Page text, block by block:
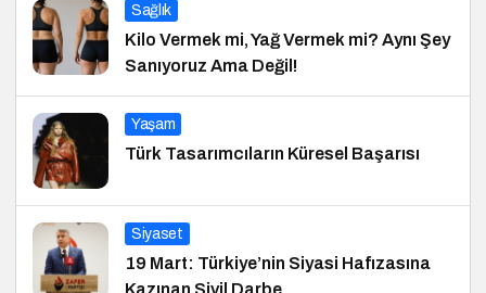
Sağlık
Kilo Vermek mi, Yağ Vermek mi? Aynı Şey
Sanıyoruz Ama Değil!
Yaşam
Türk Tasarımcıların Küresel Başarısı
Siyaset
19 Mart: Türkiye’nin Siyasi Hafızasına
Kazınan Sivil Darbe